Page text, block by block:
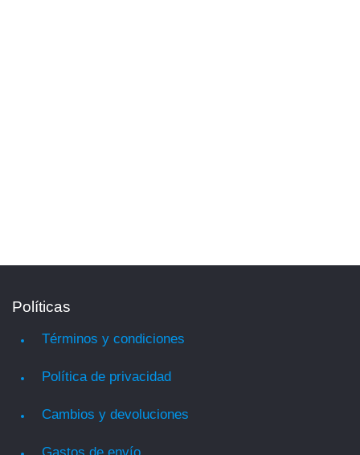
Políticas
Términos y condiciones
Política de privacidad
Cambios y devoluciones